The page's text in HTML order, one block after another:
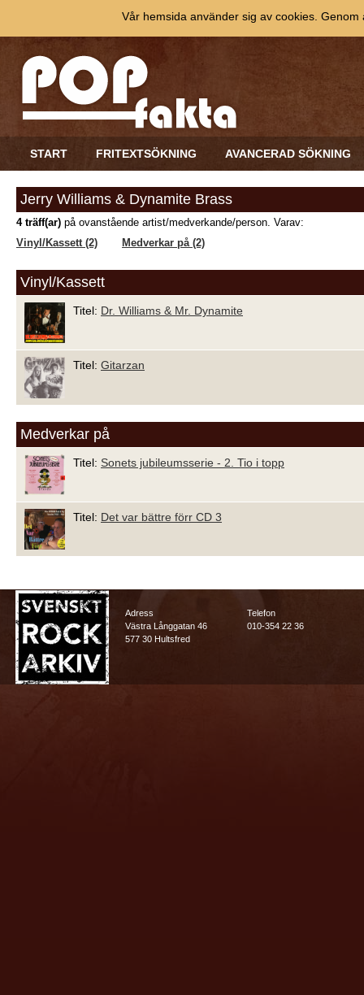
START FRITEXTSÖKNING AVANCERAD SÖKNING
Jerry Williams & Dynamite Brass
4 träff(ar) på ovanstående artist/medverkande/person. Varav:
Vinyl/Kassett (2)
Medverkar på (2)
Vinyl/Kassett
Titel: Dr. Williams & Mr. Dynamite
Titel: Gitarzan
Medverkar på
Titel: Sonets jubileumsserie - 2. Tio i topp
Titel: Det var bättre förr CD 3
Adress
Västra Långgatan 46
577 30 Hultsfred
Telefon
010-354 22 36
Vår hemsida använder sig av cookies.